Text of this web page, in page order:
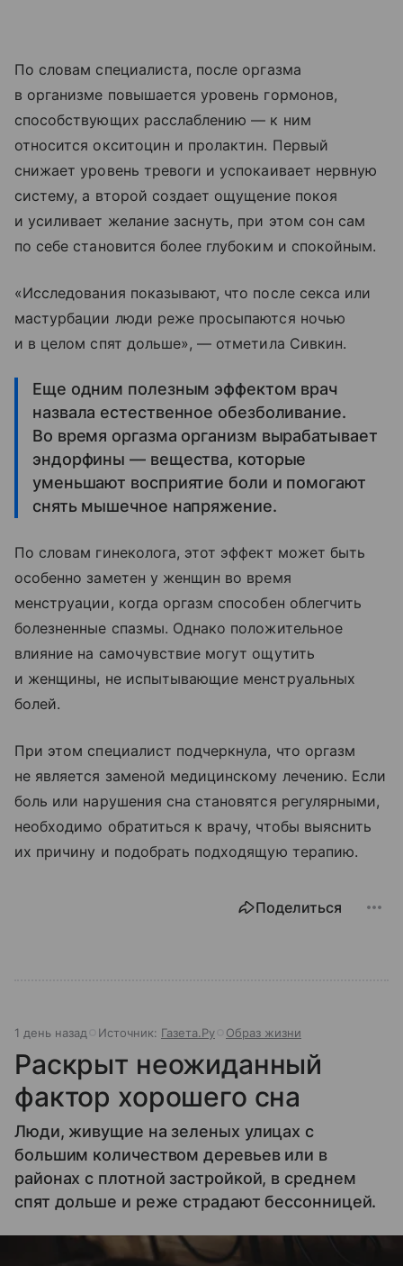
По словам специалиста, после оргазма
в организме повышается уровень гормонов,
способствующих расслаблению — к ним
относится окситоцин и пролактин. Первый
снижает уровень тревоги и успокаивает нервную
систему, а второй создает ощущение покоя
и усиливает желание заснуть, при этом сон сам
по себе становится более глубоким и спокойным.
«Исследования показывают, что после секса или
мастурбации люди реже просыпаются ночью
и в целом спят дольше», — отметила Сивкин.
Еще одним полезным эффектом врач
назвала естественное обезболивание.
Во время оргазма организм вырабатывает
эндорфины — вещества, которые
уменьшают восприятие боли и помогают
снять мышечное напряжение.
По словам гинеколога, этот эффект может быть
особенно заметен у женщин во время
менструации, когда оргазм способен облегчить
болезненные спазмы. Однако положительное
влияние на самочувствие могут ощутить
и женщины, не испытывающие менструальных
болей.
При этом специалист подчеркнула, что оргазм
не является заменой медицинскому лечению. Если
боль или нарушения сна становятся регулярными,
необходимо обратиться к врачу, чтобы выяснить
их причину и подобрать подходящую терапию.
Поделиться
1 день назад Источник: Газета.Ру Образ жизни
Раскрыт неожиданный
фактор хорошего сна
Люди, живущие на зеленых улицах с
большим количеством деревьев или в
районах с плотной застройкой, в среднем
спят дольше и реже страдают бессонницей.